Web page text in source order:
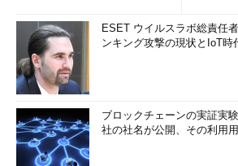
ESET ウイルスラボ総責任
ンキング攻撃の現状とIoT時
ブロックチェーンの実証実
社の社名が公開、その利用